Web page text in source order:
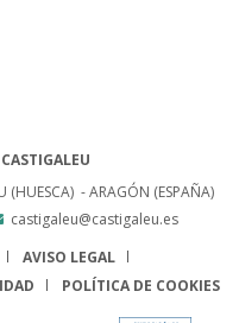
(HUESCA) - ARAGÓN (ESPAÑA)
castigaleu@castigaleu.es
AVISO LEGAL
POLÍTICA DE COOKIES